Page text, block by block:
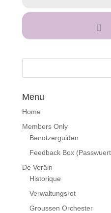
Menu
Home
Members Only
Benotzerguiden
Feedback Box
De Veräin
Historique
Verwaltungsrot
Groussen Orchester